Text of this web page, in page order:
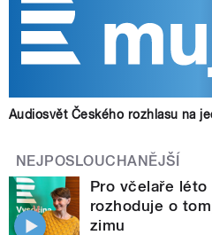
Audiosvět Českého rozhlasu na
NEJPOSLOUCHANĚJŠÍ
Pro včelaře
rozhoduje o
zimu